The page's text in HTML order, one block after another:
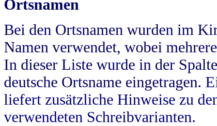
Ortsnamen
Bei den Ortsnamen wurden im
Namen verwendet, wobei
In dieser Liste wurde in der
deutsche Ortsname eingetragen.
liefert zusätzliche Hinweise zu
verwendeten Schreibvarianten.